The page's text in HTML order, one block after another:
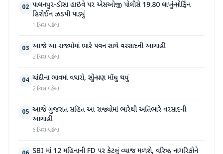
02 પાલનપુર-ડીસા હાઇવે પર એસઓજી પોલીસે 19.80 લાખનું મોર્ફિન
હિરોઈન ઝડપી પાડ્યું
1 દિવસ પહેલા
03 આજે આ રાજ્યોમાં ભારે પવન સાથે વરસાદની આગાહી
2 દિવસ પહેલા
04 ચાંદીના ભાવમાં વધારો, સોનું પણ મોંઘુ થયું
2 દિવસ પહેલા
05 આજે ગુજરાત સહિત આ રાજ્યોમાં ભારેથી અતિભારે વરસાદની
આગાહી
6 દિવસ પહેલા
SBI માં 12 મહિનાની FD પર કેટલું વ્યાજ મળશે, વરિષ્ઠ નાગરિકોને